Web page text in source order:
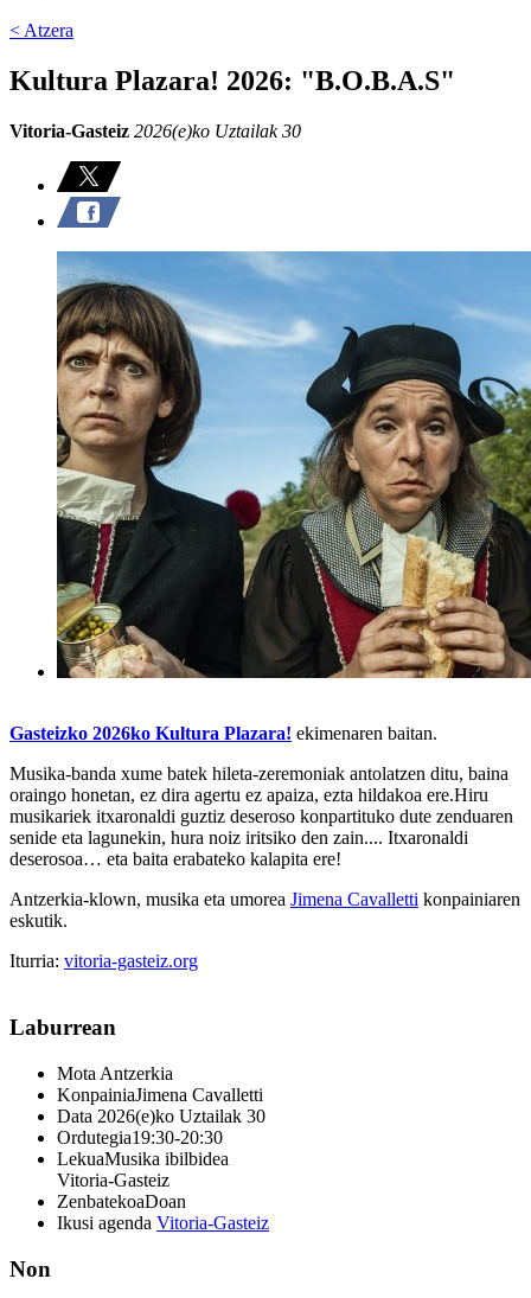
< Atzera
Kultura Plazara! 2026: "B.O.B.A.S"
Vitoria-Gasteiz 2026(e)ko Uztailak 30
Gasteizko 2026ko Kultura Plazara! ekimenaren baitan.
Musika-banda xume batek hileta-zeremoniak antolatzen ditu, baina
oraingo honetan, ez dira agertu ez apaiza, ezta hildakoa ere.Hiru
musikariek itxaronaldi guztiz deseroso konpartituko dute zenduaren
senide eta lagunekin, hura noiz iritsiko den zain.... Itxaronaldi
deserosoa… eta baita erabateko kalapita ere!
Antzerkia-klown, musika eta umorea Jimena Cavalletti konpainiaren
eskutik.
Iturria: vitoria-gasteiz.org
Laburrean
Mota Antzerkia
KonpainiaJimena Cavalletti
Data 2026(e)ko Uztailak 30
Ordutegia19:30-20:30
LekuaMusika ibilbidea
Vitoria-Gasteiz
ZenbatekoaDoan
Ikusi agenda Vitoria-Gasteiz
Non